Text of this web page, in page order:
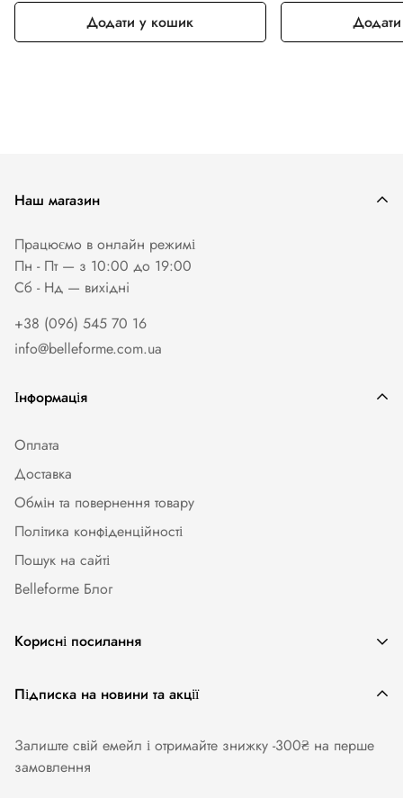
Додати у кошик
Наш магазин
Працюємо в онлайн режимі
Пн - Пт — з 10:00 до 19:00
Сб - Нд — вихiднi
+38 (096) 545 70 16
info@belleforme.com.ua
Інформація
Оплата
Доставка
Обмін та повернення товару
Політика конфіденційності
Пошук на сайті
Belleforme Блог
Корисні посилання
Жіноча білизна
Купальники
Колготи. Панчохи. Шкарпетки
Підписка на новини та акції
Залиште свій емейл і отримайте знижку -300₴ на перше
замовлення